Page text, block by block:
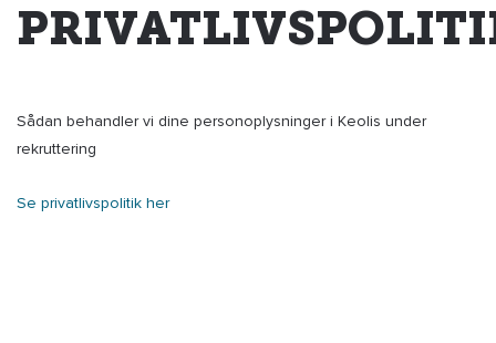
Sådan behandler vi dine personoplysninger i Keolis under
rekruttering
Se privatlivspolitik her